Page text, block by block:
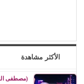
الأكثر مشاهدة
(مصطفى